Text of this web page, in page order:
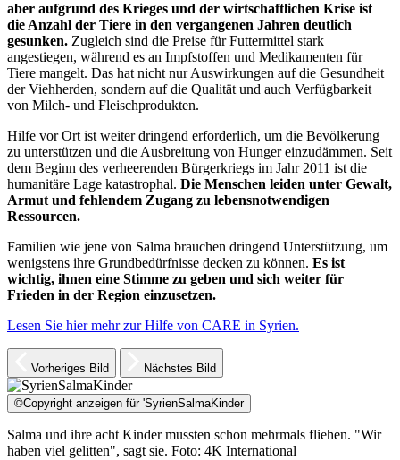
aber aufgrund des Krieges und der wirtschaftlichen Krise ist
die Anzahl der Tiere in den vergangenen Jahren deutlich
gesunken. Zugleich sind die Preise für Futtermittel stark
angestiegen, während es an Impfstoffen und Medikamenten für
Tiere mangelt. Das hat nicht nur Auswirkungen auf die Gesundheit
der Viehherden, sondern auf die Qualität und auch Verfügbarkeit
von Milch- und Fleischprodukten.
Hilfe vor Ort ist weiter dringend erforderlich, um die Bevölkerung
zu unterstützen und die Ausbreitung von Hunger einzudämmen. Seit
dem Beginn des verheerenden Bürgerkriegs im Jahr 2011 ist die
humanitäre Lage katastrophal. Die Menschen leiden unter Gewalt,
Armut und fehlendem Zugang zu lebensnotwendigen
Ressourcen.
Familien wie jene von Salma brauchen dringend Unterstützung, um
wenigstens ihre Grundbedürfnisse decken zu können. Es ist
wichtig, ihnen eine Stimme zu geben und sich weiter für
Frieden in der Region einzusetzen.
Lesen Sie hier mehr zur Hilfe von CARE in Syrien.
Vorheriges Bild Nächstes Bild
©Copyright anzeigen für 'SyrienSalmaKinder
Salma und ihre acht Kinder mussten schon mehrmals fliehen. "Wir
haben viel gelitten", sagt sie. Foto: 4K International